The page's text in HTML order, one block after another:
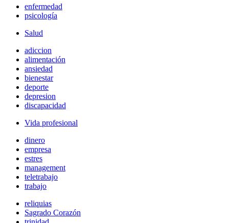
enfermedad
psicología
Salud
adiccion
alimentación
ansiedad
bienestar
deporte
depresion
discapacidad
Vida profesional
dinero
empresa
estres
management
teletrabajo
trabajo
reliquias
Sagrado Corazón